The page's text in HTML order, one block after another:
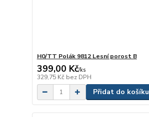
H0/TT Polák 9812 Lesní porost B
399,00 Kč/ks
329,75 Kč bez DPH
Přidat do košíku